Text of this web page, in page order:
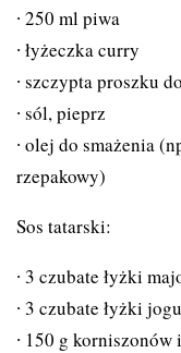
250 ml piwa
łyżeczka curry
szczypta proszku
sól, pieprz
olej do smażenia
rzepakowy)
Sos tatarski:
3 czubate łyżki
3 czubate łyżki
150 g korniszonów